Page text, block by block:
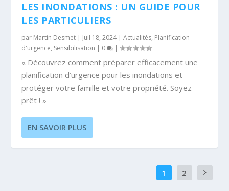
LES INONDATIONS : UN GUIDE POUR
LES PARTICULIERS
par Martin Desmet Juil 18, 2024|Actualités, Planification
d'urgence, Sensibilisation 0 |
« Découvrez comment préparer efficacement une
planification d’urgence pour les inondations et
protéger votre famille et votre propriété. Soyez
prêt ! »
EN SAVOIR PLUS
1 2